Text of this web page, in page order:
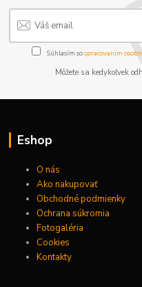
Súhlasím sospracovaním
Môžete sa kedykoľvek
Eshop
O nás
Ako nakupovať
Obchodné podmienky
Ochrana súkromia
Fotogaléria
Cookies
Kontakty